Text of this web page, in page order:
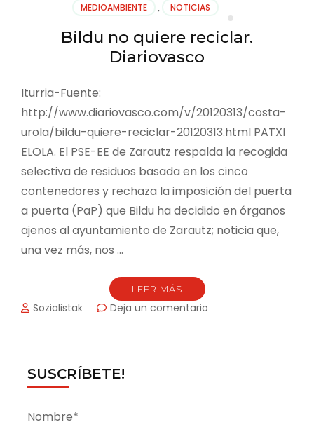
plataforma
en
contra
MEDIOAMBIENTE , NOTICIAS
Bildu no quiere reciclar.
Diariovasco
Iturria-Fuente:
http://www.diariovasco.com/v/20120313/costa-
urola/bildu-quiere-reciclar-20120313.html PATXI
ELOLA. El PSE-EE de Zarautz respalda la recogida
selectiva de residuos basada en los cinco
contenedores y rechaza la imposición del puerta
a puerta (PaP) que Bildu ha decidido en órganos
ajenos al ayuntamiento de Zarautz; noticia que,
una vez más, nos …
LEER MÁS
Sozialistak Deja un comentario
SUSCRÍBETE!
Nombre*